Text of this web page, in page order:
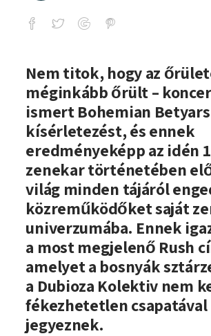
A Dubioza Kolektiv
Nem titok, hogy az
méginkább őrült –
ismert Bohemian
kísérletezést, és ennek
eredményeképp az idén
zenekar történetében
világ minden tájáról
közreműködőket saját
univerzumába. Ennek
a most megjelenő Rush
amelyet a bosnyák
a Dubioza Kolektiv nem
fékezhetetlen csapatával
jegyeznek.